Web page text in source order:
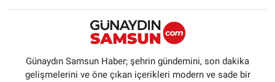
Günaydın Samsun Haber; şehrin gündemini, son dakika
gelişmelerini ve öne çıkan içerikleri modern ve sade bir